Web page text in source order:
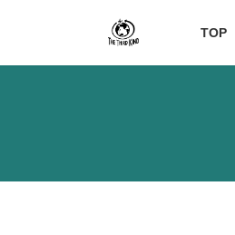
ン
プ
ー
動
TOP